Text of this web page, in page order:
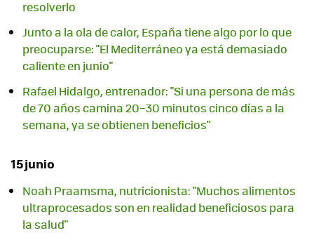
resolverlo
Junto a la ola de calor, España tiene algo por lo que
preocuparse: "El Mediterráneo ya está demasiado
caliente en junio"
Rafael Hidalgo, entrenador: "Si una persona de más
de 70 años camina 20–30 minutos cinco días a la
semana, ya se obtienen beneficios"
15 junio
Noah Praamsma, nutricionista: "Muchos alimentos
ultraprocesados son en realidad beneficiosos para
la salud"